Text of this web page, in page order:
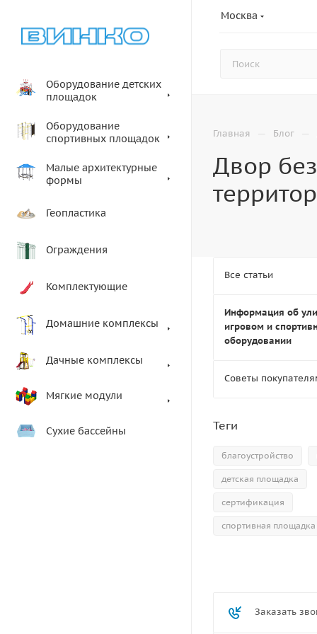
Москва
Оборудование детских
площадок
Оборудование
спортивных площадок
Малые архитектурные
формы
Геопластика
Ограждения
Комплектующие
Домашние комплексы
Дачные комплексы
Мягкие модули
Сухие бассейны
Главная — Блог —
Двор
Все статьи
Информация об
игровом и
оборудовании
Советы
Теги
благоустройство
детская площадка
сертификация
спортивная площадка
Заказать